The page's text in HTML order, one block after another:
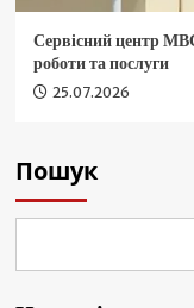
Сервісний центр
роботи та послуги
25.07.2026
Пошук